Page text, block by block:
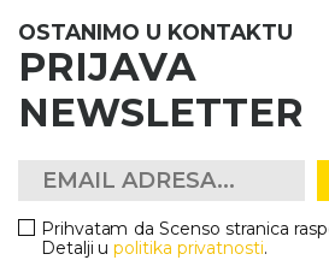
OSTANIMO U KONTAKTU
NEWSLETTER
Prihvatam da Scenso stranica
Detalji upolitika privatnosti.